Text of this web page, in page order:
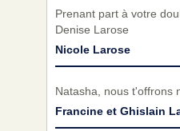
Prenant part à votre
Denise Larose
Nicole Larose
Natasha, nous t'offrons
Francine et Ghislain